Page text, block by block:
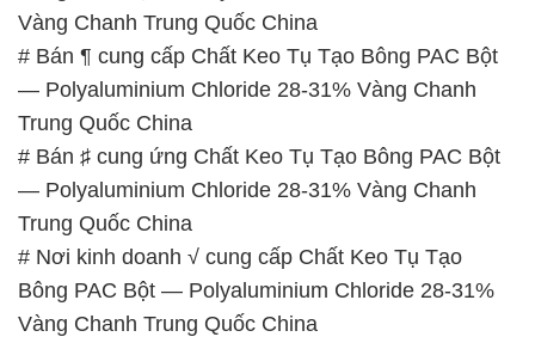
Vàng Chanh Trung Quốc China
# Bán ¶ cung cấp Chất Keo Tụ Tạo Bông PAC Bột
— Polyaluminium Chloride 28-31% Vàng Chanh
Trung Quốc China
# Bán ♯ cung ứng Chất Keo Tụ Tạo Bông PAC Bột
— Polyaluminium Chloride 28-31% Vàng Chanh
Trung Quốc China
# Nơi kinh doanh √ cung cấp Chất Keo Tụ Tạo
Bông PAC Bột — Polyaluminium Chloride 28-31%
Vàng Chanh Trung Quốc China